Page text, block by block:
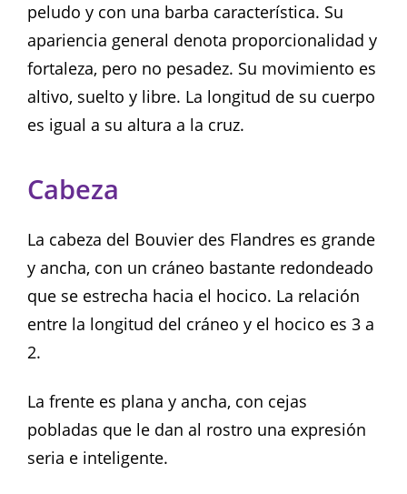
peludo y con una barba característica. Su
apariencia general denota proporcionalidad y
fortaleza, pero no pesadez. Su movimiento es
altivo, suelto y libre. La longitud de su cuerpo
es igual a su altura a la cruz.
Cabeza
La cabeza del Bouvier des Flandres es grande
y ancha, con un cráneo bastante redondeado
que se estrecha hacia el hocico. La relación
entre la longitud del cráneo y el hocico es 3 a
2.
La frente es plana y ancha, con cejas
pobladas que le dan al rostro una expresión
seria e inteligente.